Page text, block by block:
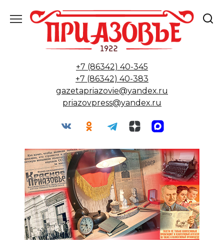
содержанию
+7 (86342) 40-345
+7 (86342) 40-383
gazetapriazovie@yandex.ru
priazovpress@yandex.ru